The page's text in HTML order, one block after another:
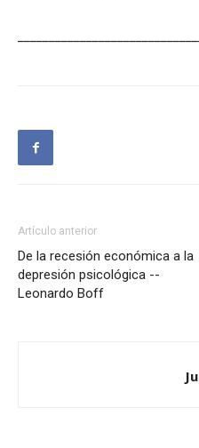
Artículo anterior
De la recesión económica a la
depresión psicológica --
Leonardo Boff